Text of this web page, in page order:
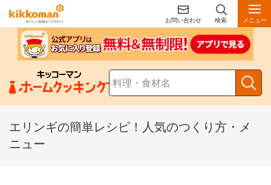
お問い合わせ 検索 メニュー
エリンギの簡単レシピ！人気のつくり方・メ
ニュー